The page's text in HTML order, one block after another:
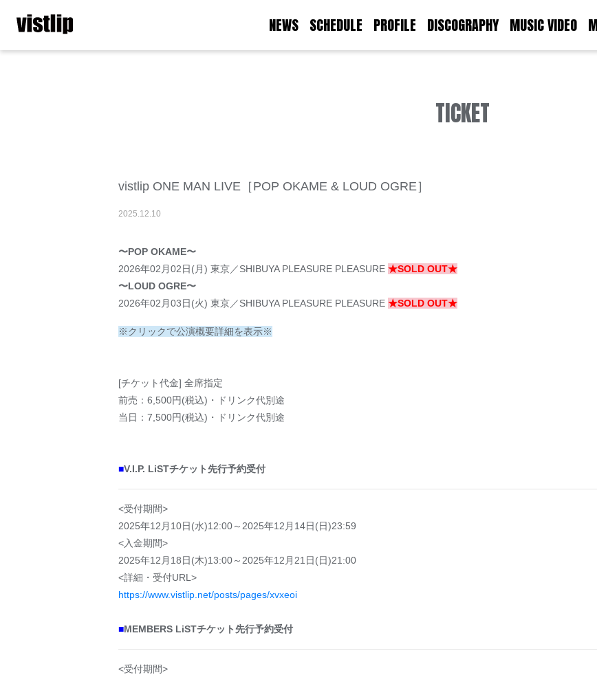
NEWS SCHEDULE PROFILE DISCOGRAPHY MUSIC VIDEO
TICKET
vistlip ONE MAN LIVE［POP OKAME & LOUD OGRE］
2025.12.10
〜POP OKAME〜
2026年02月02日(月) 東京／SHIBUYA PLEASURE PLEASURE ★SOLD OUT★
〜LOUD OGRE〜
2026年02月03日(火) 東京／SHIBUYA PLEASURE PLEASURE ★SOLD OUT★
※クリックで公演概要詳細を表示※
[チケット代金] 全席指定
前売：6,500円(税込)・ドリンク代別途
当日：7,500円(税込)・ドリンク代別途
■V.I.P. LiSTチケット先行予約受付
<受付期間>
2025年12月10日(水)12:00～2025年12月14日(日)23:59
<入金期間>
2025年12月18日(木)13:00～2025年12月21日(日 )21:00
<詳細・受付URL>
https://www.vistlip.net/posts/pages/xvxeoi
■MEMBERS LiSTチケット先行予約受付
<受付期間>